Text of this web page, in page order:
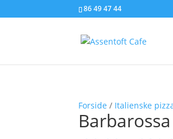
86 49 47 44
Forside / Italienske
Barbarossa